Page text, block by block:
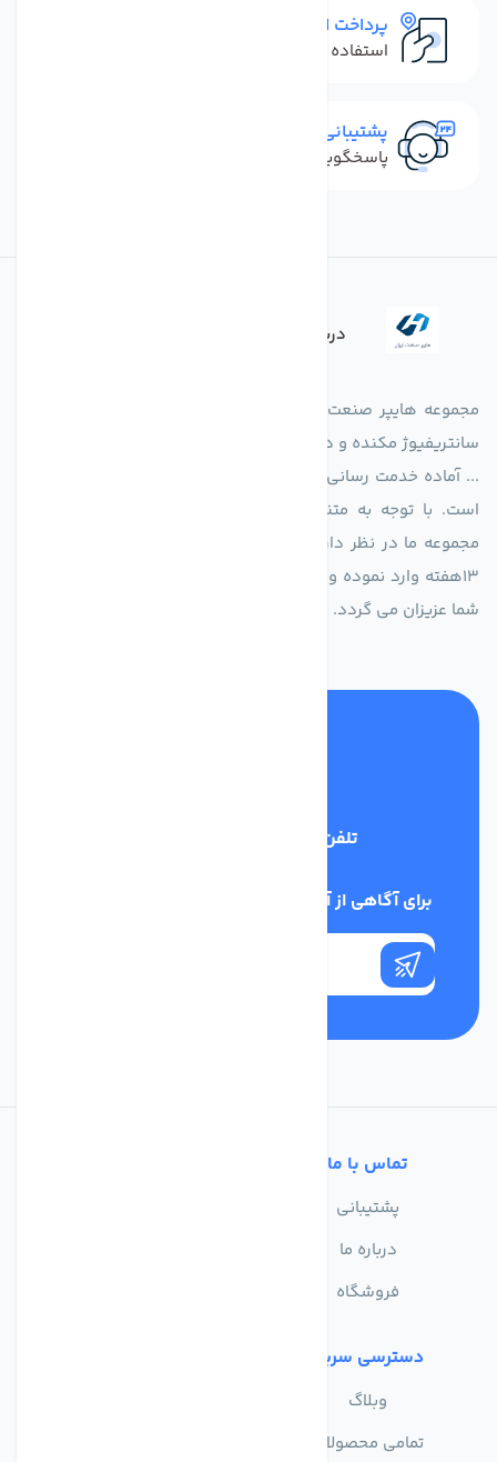
پرداخت امن
استفاده از روش‌های پرداخت امن
پشتیبانی سریع
پاسخگویی سریع به تماس‌ها و پیام‌ها
درباره فروشگاه
مجموعه هایپر صنعت ایران در امر تولید و واردات انواع فن های
سانتریفیوژ مکنده و دمنده آکسیال، سقفی، بین کانالی، مرغداری و
... آماده خدمت رسانی به شرکت های تولیدی، صنعتی و ساختمانی
است. با توجه به متنوع بودن فن های تولیدی کمپانی اروپایی
مجموعه ما در نظر دارد کالاهای تخصصی شما عزیزان رو در صرف
13هفته وارد نموده و این عمر باعث صرفه جویی در هزینه و زمان
شما عزیزان می گردد.
تلفن پشتیبانی
برای آگاهی از آخرین اخبار در خبرنامه ما عضو شوید
تماس با ما
پشتیبانی
درباره ما
فروشگاه
دسترسی سریع
وبلاگ
تمامی محصولات